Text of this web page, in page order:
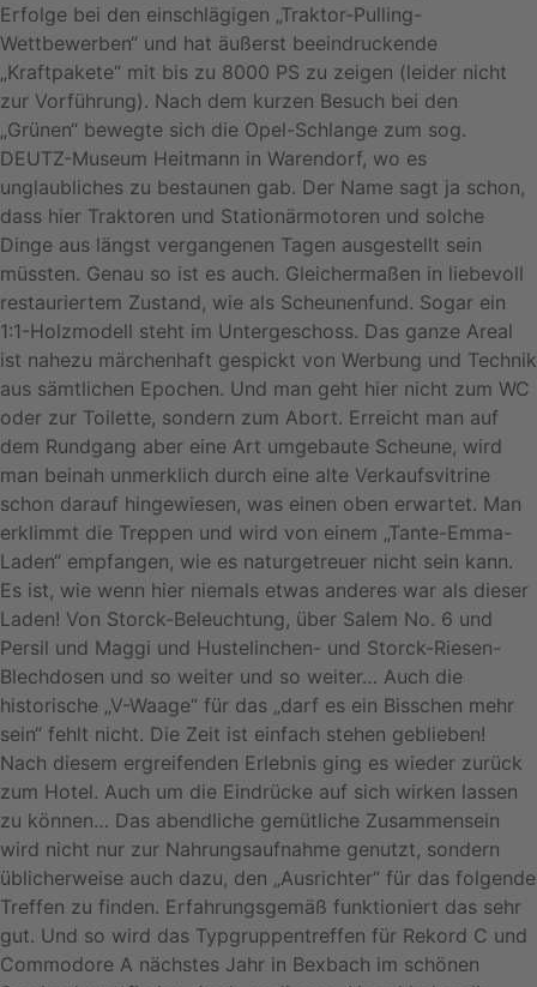
Erfolge bei den einschlägigen „Traktor-Pulling-
Wettbewerben“ und hat äußerst beeindruckende
„Kraftpakete“ mit bis zu 8000 PS zu zeigen (leider nicht
zur Vorführung). Nach dem kurzen Besuch bei den
„Grünen“ bewegte sich die Opel-Schlange zum sog.
DEUTZ-Museum Heitmann in Warendorf, wo es
unglaubliches zu bestaunen gab. Der Name sagt ja schon,
dass hier Traktoren und Stationärmotoren und solche
Dinge aus längst vergangenen Tagen ausgestellt sein
müssten. Genau so ist es auch. Gleichermaßen in liebevoll
restauriertem Zustand, wie als Scheunenfund. Sogar ein
1:1-Holzmodell steht im Untergeschoss. Das ganze Areal
ist nahezu märchenhaft gespickt von Werbung und Technik
aus sämtlichen Epochen. Und man geht hier nicht zum WC
oder zur Toilette, sondern zum Abort. Erreicht man auf
dem Rundgang aber eine Art umgebaute Scheune, wird
man beinah unmerklich durch eine alte Verkaufsvitrine
schon darauf hingewiesen, was einen oben erwartet. Man
erklimmt die Treppen und wird von einem „Tante-Emma-
Laden“ empfangen, wie es naturgetreuer nicht sein kann.
Es ist, wie wenn hier niemals etwas anderes war als dieser
Laden! Von Storck-Beleuchtung, über Salem No. 6 und
Persil und Maggi und Hustelinchen- und Storck-Riesen-
Blechdosen und so weiter und so weiter… Auch die
historische „V-Waage“ für das „darf es ein Bisschen mehr
sein“ fehlt nicht. Die Zeit ist einfach stehen geblieben!
Nach diesem ergreifenden Erlebnis ging es wieder zurück
zum Hotel. Auch um die Eindrücke auf sich wirken lassen
zu können… Das abendliche gemütliche Zusammensein
wird nicht nur zur Nahrungsaufnahme genutzt, sondern
üblicherweise auch dazu, den „Ausrichter“ für das folgende
Treffen zu finden. Erfahrungsgemäß funktioniert das sehr
gut. Und so wird das Typgruppentreffen für Rekord C und
Commodore A nächstes Jahr in Bexbach im schönen